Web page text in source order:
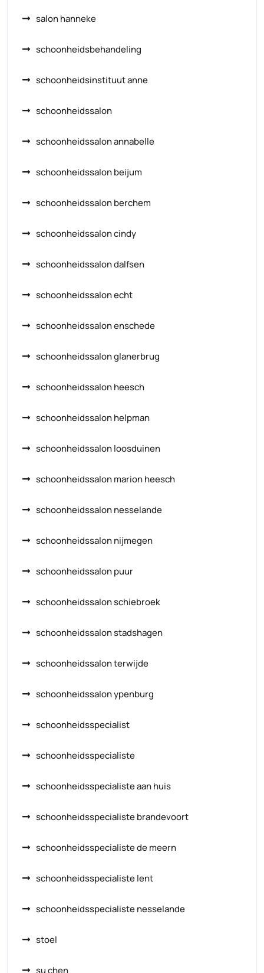
salon hanneke
schoonheidsbehandeling
schoonheidsinstituut anne
schoonheidssalon
schoonheidssalon annabelle
schoonheidssalon beijum
schoonheidssalon berchem
schoonheidssalon cindy
schoonheidssalon dalfsen
schoonheidssalon echt
schoonheidssalon enschede
schoonheidssalon glanerbrug
schoonheidssalon heesch
schoonheidssalon helpman
schoonheidssalon loosduinen
schoonheidssalon marion heesch
schoonheidssalon nesselande
schoonheidssalon nijmegen
schoonheidssalon puur
schoonheidssalon schiebroek
schoonheidssalon stadshagen
schoonheidssalon terwijde
schoonheidssalon ypenburg
schoonheidsspecialist
schoonheidsspecialiste
schoonheidsspecialiste aan huis
schoonheidsspecialiste brandevoort
schoonheidsspecialiste de meern
schoonheidsspecialiste lent
schoonheidsspecialiste nesselande
stoel
su chen